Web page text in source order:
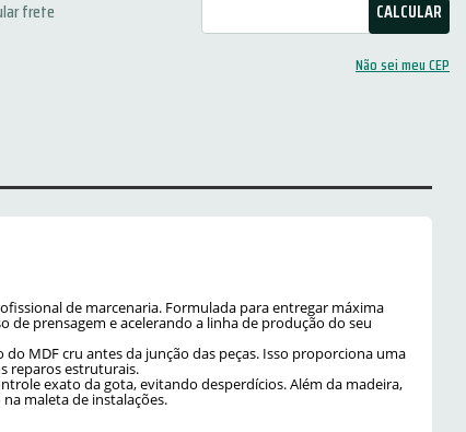
Não sei meu CEP
de marcenaria. Formulada para entregar máxima
de prensagem e acelerando a linha de produção do seu
MDF cru antes da junção das peças. Isso proporciona uma
reparos estruturais.
exato da gota, evitando desperdícios. Além da madeira,
maleta de instalações.